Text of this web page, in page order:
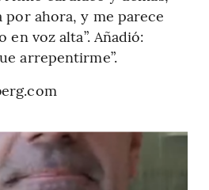
ahora, y me parece
voz alta”. Añadió:
arrepentirme”.